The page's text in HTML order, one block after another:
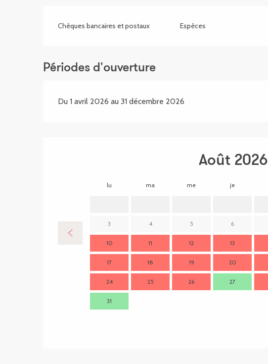
Chèques bancaires et postaux Espèces
Périodes d'ouverture
Du 1 avril 2026 au 31 décembre 2026
Août 2026
lu ma me je
3 4 5 6
10 11 12 13
17 18 19 20
24 25 26 27
31